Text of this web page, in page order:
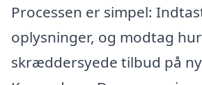
Processen er simpel:
oplysninger, og modtag
skræddersyede tilbud på